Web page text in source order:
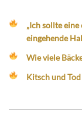
„Ich sollte
eingehende
Wie viele
Kitsch und